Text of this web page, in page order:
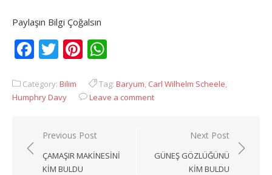
Paylaşın Bilgi Çoğalsın
Facebook
TwitterPinterest
Category: Bilim Tag: Baryum, Carl Wilhelm Scheele,
Humphry Davy
Leave a comment
Yazı
gezinmesi
Previous Post
ÇAMAŞIR MAKINESINI
KIM BULDU
Next Post
GÜNEŞ GÖZLÜĞÜNÜ
KIM BULDU